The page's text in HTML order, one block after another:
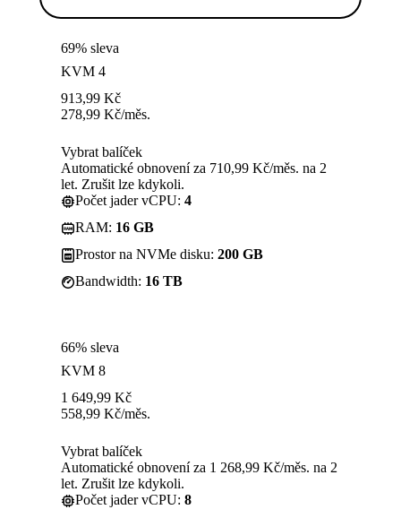
69% sleva
KVM 4
913,99 Kč
278,99 Kč/měs.
Vybrat balíček
Automatické obnovení za 710,99 Kč/měs. na 2
let. Zrušit lze kdykoli.
Počet jader vCPU: 4
RAM: 16 GB
Prostor na NVMe disku: 200 GB
Bandwidth: 16 TB
66% sleva
KVM 8
1 649,99 Kč
558,99 Kč/měs.
Vybrat balíček
Automatické obnovení za 1 268,99 Kč/měs. na 2
let. Zrušit lze kdykoli.
Počet jader vCPU: 8